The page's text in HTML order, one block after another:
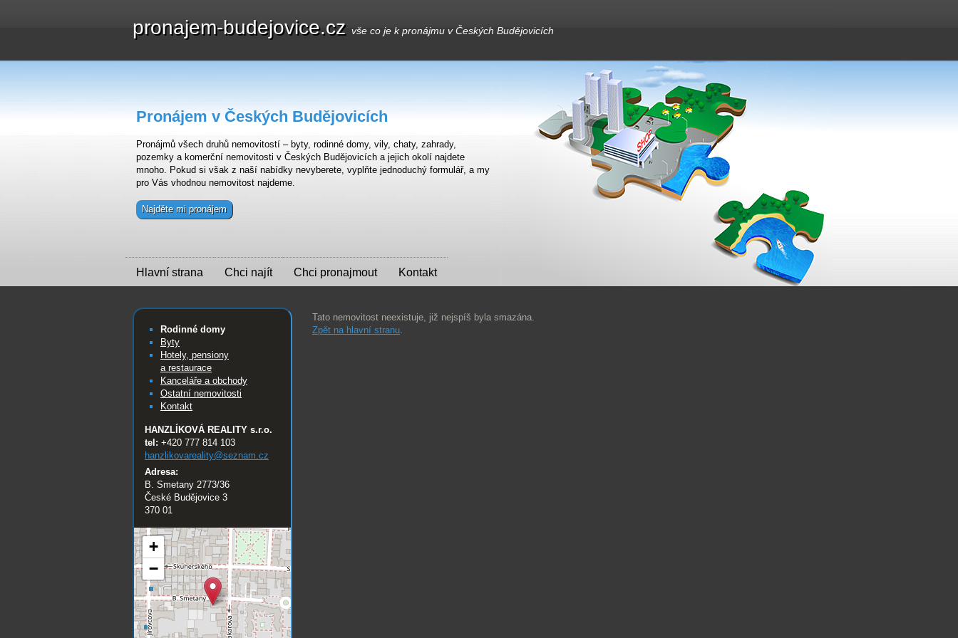
pronajem-budejovice.cz vše co je k pronájmu v Českých Budějovicích
Hlavní strana Chci najít Chci pronajmout Kontakt
Pronájem v Českých Budějovicích
Pronájmů všech druhů nemovitostí – byty, rodinné domy, vily, chaty, zahrady,
pozemky a komerční nemovitosti v Českých Budějovicích a jejich okolí najdete
mnoho. Pokud si však z naší nabídky nevyberete, vyplňte jednoduchý formulář, a my
pro Vás vhodnou nemovitost najdeme.
Najděte mi pronájem
Tato nemovitost neexistuje, již nejspíš byla smazána.
Zpět na hlavní stranu.
Rodinné domy
Byty
Hotely, pensiony
a restaurace
Kanceláře a obchody
Ostatní nemovitosti
Kontakt
HANZLÍKOVÁ REALITY s.r.o.
tel: +420 777 814 103
hanzlikovareality@seznam.cz
Adresa:
B. Smetany 2773/36
České Budějovice 3
370 01
+
−